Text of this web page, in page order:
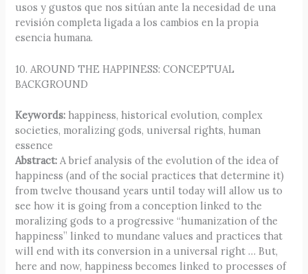
usos y gustos que nos sitúan ante la necesidad de una
revisión completa ligada a los cambios en la propia
esencia humana.
10. AROUND THE HAPPINESS: CONCEPTUAL
BACKGROUND
Keywords:happiness, historical evolution, complex
societies, moralizing gods, universal rights, human
essence
Abstract:A brief analysis of the evolution of the idea of
happiness (and of the social practices that determine it)
from twelve thousand years until today will allow us to
see how it is going from a conception linked to the
moralizing gods to a progressive “humanization of the
happiness” linked to mundane values and practices that
will end with its conversion in a universal right … But,
here and now, happiness becomes linked to processes of